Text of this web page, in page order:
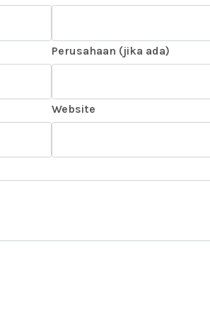
Perusahaan (jika ada)
Website